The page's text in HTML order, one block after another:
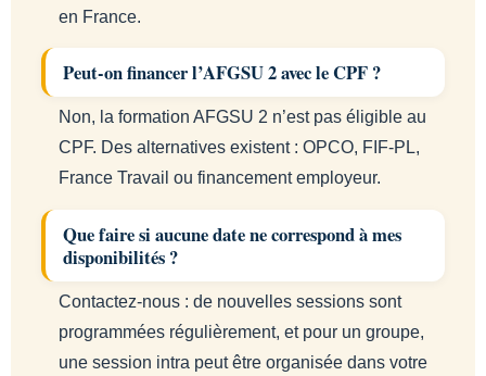
en France.
Peut-on financer l’AFGSU 2 avec le CPF ?
Non, la formation AFGSU 2 n’est pas éligible au
CPF. Des alternatives existent : OPCO, FIF-PL,
France Travail ou financement employeur.
Que faire si aucune date ne correspond à mes
disponibilités ?
Contactez-nous : de nouvelles sessions sont
programmées régulièrement, et pour un groupe,
une session intra peut être organisée dans votre